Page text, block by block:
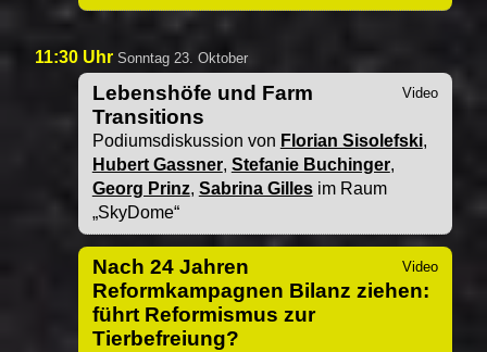
11:30 Uhr Sonntag 23. Oktober
Lebenshöfe und Farm
Transitions
Podiumsdiskussion von Florian Sisolefski,
Hubert Gassner, Stefanie Buchinger,
Georg Prinz, Sabrina Gillesim Raum
SkyDome
Nach 24 Jahren
Reformkampagnen Bilanz ziehen:
führt Reformismus zur
Tierbefreiung?